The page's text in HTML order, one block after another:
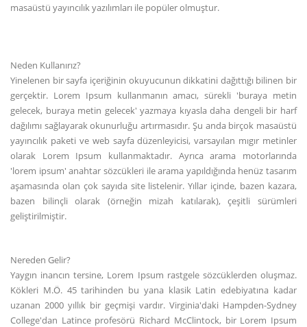
masaüstü yayıncılık yazılımları ile popüler olmuştur.
Neden Kullanırız?
Yinelenen bir sayfa içeriğinin okuyucunun dikkatini dağıttığı bilinen bir
gerçektir. Lorem Ipsum kullanmanın amacı, sürekli 'buraya metin
gelecek, buraya metin gelecek' yazmaya kıyasla daha dengeli bir harf
dağılımı sağlayarak okunurluğu artırmasıdır. Şu anda birçok masaüstü
yayıncılık paketi ve web sayfa düzenleyicisi, varsayılan mıgır metinler
olarak Lorem Ipsum kullanmaktadır. Ayrıca arama motorlarında
'lorem ipsum' anahtar sözcükleri ile arama yapıldığında henüz tasarım
aşamasında olan çok sayıda site listelenir. Yıllar içinde, bazen kazara,
bazen bilinçli olarak (örneğin mizah katılarak), çeşitli sürümleri
geliştirilmiştir.
Nereden Gelir?
Yaygın inancın tersine, Lorem Ipsum rastgele sözcüklerden oluşmaz.
Kökleri M.Ö. 45 tarihinden bu yana klasik Latin edebiyatına kadar
uzanan 2000 yıllık bir geçmişi vardır. Virginia'daki Hampden-Sydney
College'dan Latince profesörü Richard McClintock, bir Lorem Ipsum